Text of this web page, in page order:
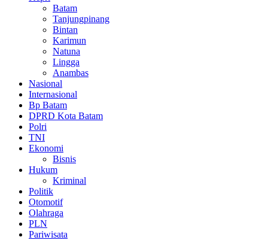
Batam
Tanjungpinang
Bintan
Karimun
Natuna
Lingga
Anambas
Nasional
Internasional
Bp Batam
DPRD Kota Batam
Polri
TNI
Ekonomi
Bisnis
Hukum
Kriminal
Politik
Otomotif
Olahraga
PLN
Pariwisata